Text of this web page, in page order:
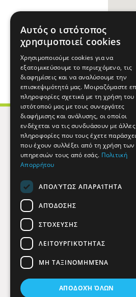
Αυτός ο ιστότοπος
χρησιμοποιεί cookies
Χρησιμοποιούμε cookies για να
εξατομικεύσουμε το περιεχόμενο, τις
διαφημίσεις και να αναλύσουμε την
επισκεψιμότητά μας. Μοιραζόμαστε
πληροφορίες σχετικά με τη χρήση του
ιστότοπού μας με τους συνεργάτες
διαφήμισης και ανάλυσης, οι οποίοι
ενδέχεται να τις συνδυάσουν με άλλες
πληροφορίες που τους έχετε
που έχουν συλλέξει από τη χρήση των
υπηρεσιών τους από εσάς. Πολιτική
Απορρήτου
ΑΠΟΛΎΤΩΣ ΑΠΑΡΑΊΤΗΤΑ
ΑΠΌΔΟΣΗΣ
ΣΤΌΧΕΥΣΗΣ
ΛΕΙΤΟΥΡΓΙΚΌΤΗΤΑΣ
ΜΗ ΤΑΞΙΝΟΜΗΜΈΝΑ
ΑΠΟΔΟΧΉ ΌΛΩΝ